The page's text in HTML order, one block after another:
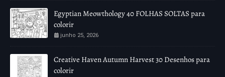
Egyptian Meowthology 40 FOLHAS SOLTAS para
colorir
junho 25, 2026
Creative Haven Autumn Harvest 30 Desenhos para
colorir